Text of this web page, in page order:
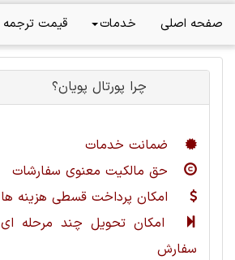
صفحه اصلی خدمات قیمت ترجمه
چرا پورتال پویان؟
ضمانت خدمات
حق مالکیت معنوی سفارشات
امکان پرداخت قسطی هزینه ها
امکان تحویل چند مرحله ای
سفارش